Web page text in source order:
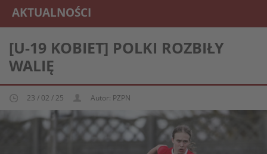
AKTUALNOŚCI
REPREZENTACJA KOBIECA U-19
[U-19 KOBIET] POLKI ROZBIŁY
WALIĘ
23 / 02 / 25 Autor: PZPN